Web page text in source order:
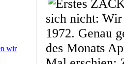
wir
sich nicht:
1972. Genau
des Monats